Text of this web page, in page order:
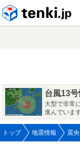
台風13号
大型で非常
進んでいま
トップ 地震情報 震